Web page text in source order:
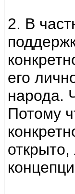
2. В
его
народа.
Потому